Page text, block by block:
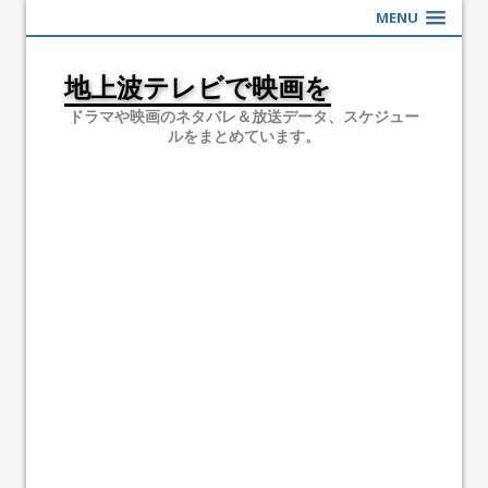
MENU
地上波テレビで映画を
ドラマや映画のネタバレ＆放送データ、スケジュー
ルをまとめています。